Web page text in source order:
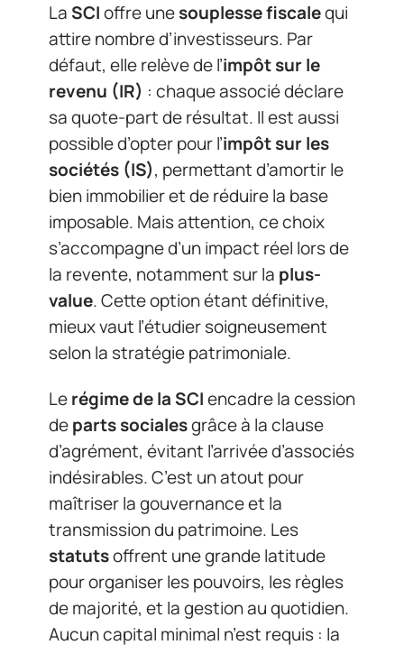
LaSCIoffre unesouplesse fiscalequi
attire nombre d’investisseurs. Par
défaut, elle relève de l’impôt sur le
revenu (IR) : chaque associé déclare
sa quote-part de résultat. Il est aussi
possible d’opter pour l’impôt sur les
sociétés (IS), permettant d’amortir le
bien immobilier et de réduire la base
imposable. Mais attention, ce choix
s’accompagne d’un impact réel lors de
la revente, notamment sur la plus-
value. Cette option étant définitive,
mieux vaut l’étudier soigneusement
selon la stratégie patrimoniale.
Lerégime de la SCIencadre la cession
departs socialesgrâce à la clause
d’agrément, évitant l’arrivée d’associés
indésirables. C’est un atout pour
maîtriser la gouvernance et la
transmission du patrimoine. Les
statutsoffrent une grande latitude
pour organiser les pouvoirs, les règles
de majorité, et la gestion au quotidien.
Aucun capital minimal n’est requis : la